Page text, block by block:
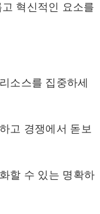
혁신적인 요소를
소스를 집중하세
고 경쟁에서 돋보
할 수 있는 명확하